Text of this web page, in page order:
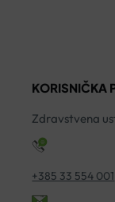
200ML
KORISNIČKA
Zdravstvena
+385 33 554 001